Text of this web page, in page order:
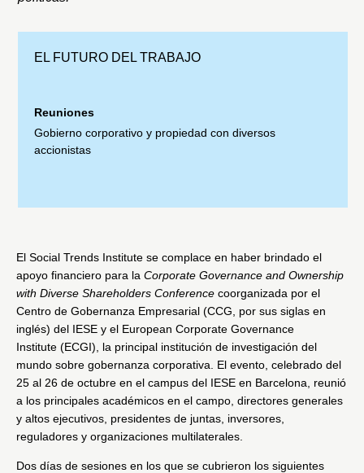
EL FUTURO DEL TRABAJO
Reuniones
Gobierno corporativo y propiedad con diversos
accionistas
El Social Trends Institute se complace en haber brindado el
apoyo financiero para la Corporate Governance and Ownership
with Diverse Shareholders Conference coorganizada por el
Centro de Gobernanza Empresarial (CCG, por sus siglas en
inglés) del IESE y el European Corporate Governance
Institute (ECGI), la principal institución de investigación del
mundo sobre gobernanza corporativa. El evento, celebrado del
25 al 26 de octubre en el campus del IESE en Barcelona, reunió
a los principales académicos en el campo, directores generales
y altos ejecutivos, presidentes de juntas, inversores,
reguladores y organizaciones multilaterales.
Dos días de sesiones en los que se cubrieron los siguientes